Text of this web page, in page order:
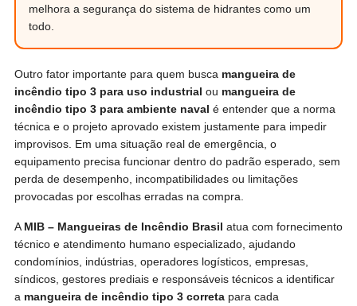
melhora a segurança do sistema de hidrantes como um
todo.
Outro fator importante para quem busca mangueira de
incêndio tipo 3 para uso industrial ou mangueira de
incêndio tipo 3 para ambiente naval é entender que a norma
técnica e o projeto aprovado existem justamente para impedir
improvisos. Em uma situação real de emergência, o
equipamento precisa funcionar dentro do padrão esperado, sem
perda de desempenho, incompatibilidades ou limitações
provocadas por escolhas erradas na compra.
A MIB – Mangueiras de Incêndio Brasil atua com fornecimento
técnico e atendimento humano especializado, ajudando
condomínios, indústrias, operadores logísticos, empresas,
síndicos, gestores prediais e responsáveis técnicos a identificar
a mangueira de incêndio tipo 3 corretapara cada